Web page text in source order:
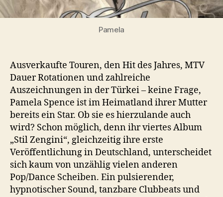
Pamela
Ausverkaufte Touren, den Hit des Jahres, MTV
Dauer Rotationen und zahlreiche
Auszeichnungen in der Türkei – keine Frage,
Pamela Spence ist im Heimatland ihrer Mutter
bereits ein Star. Ob sie es hierzulande auch
wird? Schon möglich, denn ihr viertes Album
„Stil Zengini“, gleichzeitig ihre erste
Veröffentlichung in Deutschland, unterscheidet
sich kaum von unzählig vielen anderen
Pop/Dance Scheiben. Ein pulsierender,
hypnotischer Sound, tanzbare Clubbeats und